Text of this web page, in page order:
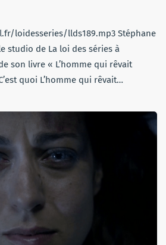
loidesseries/llds189.mp3 Stéphane
studio de La loi des séries à
son livre « L’homme qui rêvait
quoi L’homme qui rêvait…